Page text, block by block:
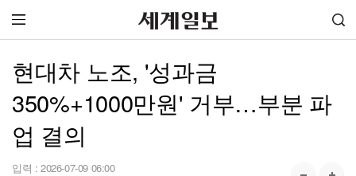
현대차 노조, '성과금
350%+1000만원' 거부…부분 파
업 결의
입력 : 2026-07-09 06:00